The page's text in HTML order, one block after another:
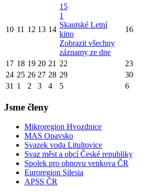
10 11 12 13 14
15
1
Skautské Letní
kino
Zobrazit všechny
záznamy ze dne
16
17 18 19 20 21 22
23
24 25 26 27 28 29
30
31 1 2 3 4 5 6
Jsme členy
Mikroregion Hvozdnice
MAS Opavsko
Svazek voda Litultovice
Svaz měst a obcí České republiky
Spolek pro obnovu venkova ČR
Euroregion Silesia
APSS ČR